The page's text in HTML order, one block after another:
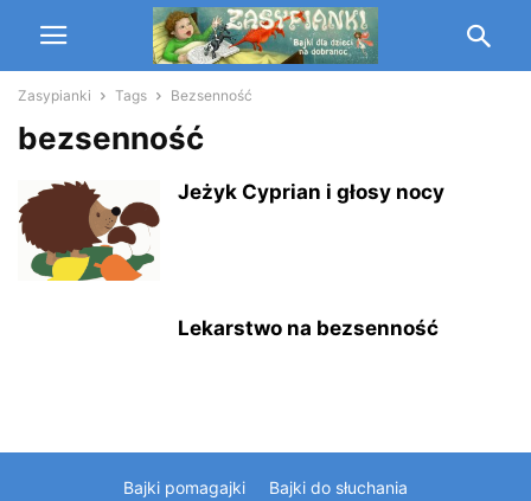
Zasypianki Tags Bezsenność
bezsenność
Jeżyk Cyprian i głosy nocy
Lekarstwo na bezsenność
Bajki pomagajki Bajki do słuchania